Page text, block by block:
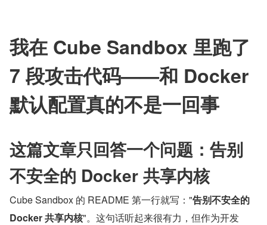
我在 Cube Sandbox 里跑了
7 段攻击代码——和 Docker
默认配置真的不是一回事
这篇文章只回答一个问题：告别
不安全的 Docker 共享内核
Cube Sandbox 的 README 第一行就写："告别不安全的
Docker 共享内核"。这句话听起来很有力，但作为开发